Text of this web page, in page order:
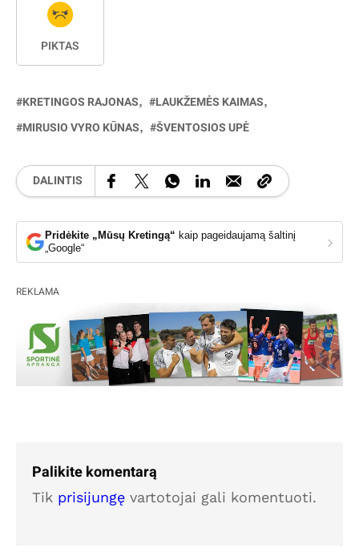
PIKTAS
KRETINGOS RAJONAS
LAUKŽEMĖS KAIMAS
MIRUSIO VYRO KŪNAS
ŠVENTOSIOS UPĖ
DALINTIS
Pridėkite „Mūsų Kretingą“ kaip pageidaujamą šaltinį
„Google“
›
REKLAMA
Palikite komentarą
Tik prisijungę vartotojai gali komentuoti.